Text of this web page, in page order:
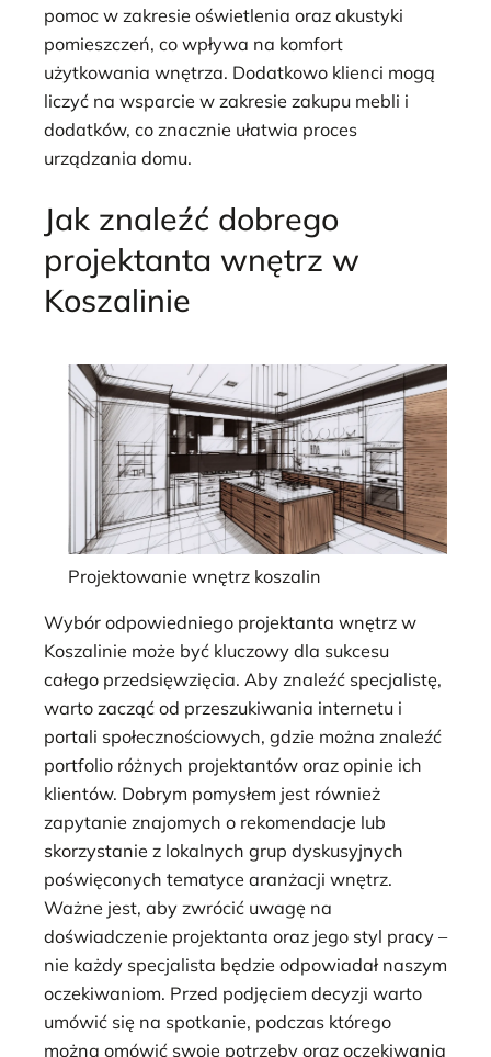
pomoc w zakresie oświetlenia oraz akustyki
pomieszczeń, co wpływa na komfort
użytkowania wnętrza. Dodatkowo klienci mogą
liczyć na wsparcie w zakresie zakupu mebli i
dodatków, co znacznie ułatwia proces
urządzania domu.
Jak znaleźć dobrego
projektanta wnętrz w
Koszalinie
Projektowanie wnętrz koszalin
Wybór odpowiedniego projektanta wnętrz w
Koszalinie może być kluczowy dla sukcesu
całego przedsięwzięcia. Aby znaleźć specjalistę,
warto zacząć od przeszukiwania internetu i
portali społecznościowych, gdzie można znaleźć
portfolio różnych projektantów oraz opinie ich
klientów. Dobrym pomysłem jest również
zapytanie znajomych o rekomendacje lub
skorzystanie z lokalnych grup dyskusyjnych
poświęconych tematyce aranżacji wnętrz.
Ważne jest, aby zwrócić uwagę na
doświadczenie projektanta oraz jego styl pracy –
nie każdy specjalista będzie odpowiadał naszym
oczekiwaniom. Przed podjęciem decyzji warto
umówić się na spotkanie, podczas którego
można omówić swoje potrzeby oraz oczekiwania